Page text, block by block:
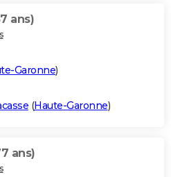
ans)
Garonne)
(Haute-Garonne)
ans)